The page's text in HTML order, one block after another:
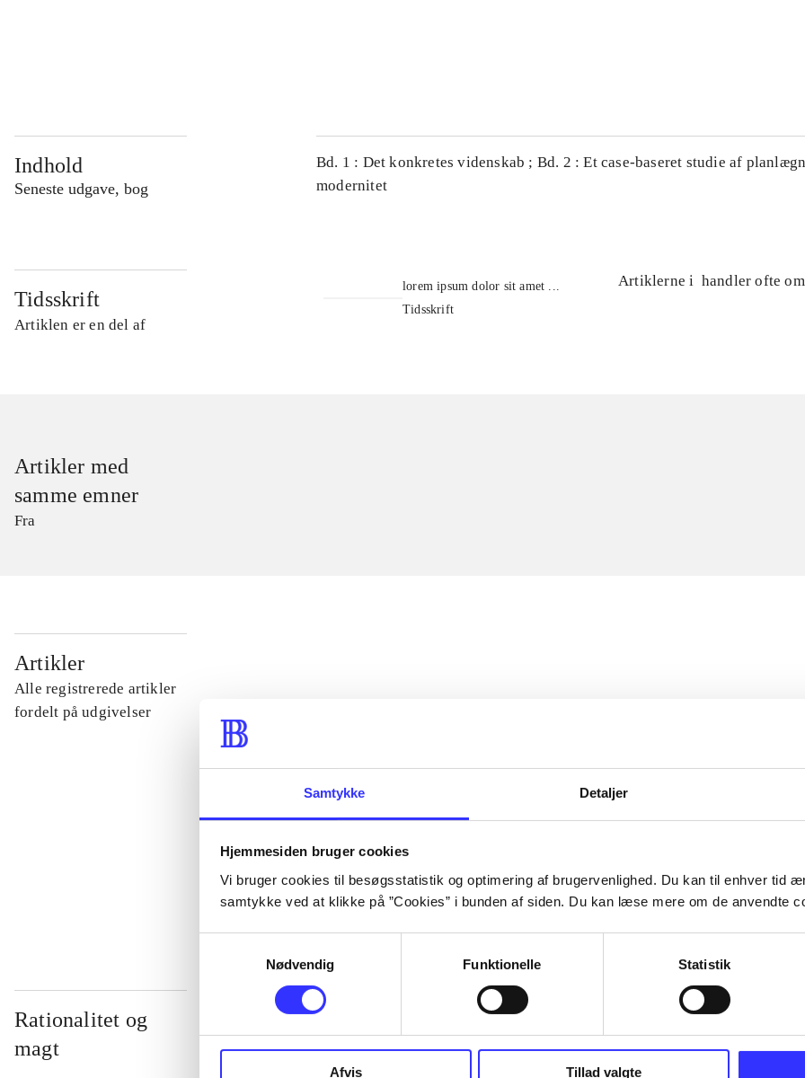
Samtykke Detaljer
Hjemmesiden bruger cookies
Vi bruger cookies til besøgsstatistik og optimering af brugervenlighed. Du kan til enhver tid
samtykke ved at klikke på ”Cookies” i bunden af siden. Du kan læse mere om de anvendte
Nødvendig
Funktionelle Statistik
Afvis Tillad valgte
Indhold
Seneste udgave, bog
Bd. 1 : Det konkretes videnskab ; Bd. 2 : Et case-baseret studie af
modernitet
Tidsskrift
Artiklen er en del af
lorem ipsum dolor sit amet ...
Tidsskrift
Artiklerne i handler ofte om
Artikler med
samme emner
Fra
Artikler
Alle registrerede artikler
fordelt på udgivelser
...
...
...
Rationalitet og
magt